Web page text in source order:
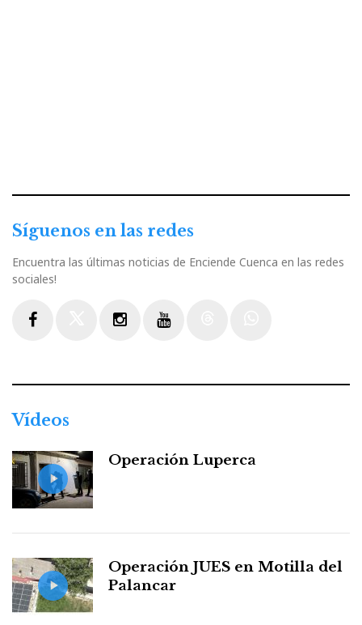
Síguenos en las redes
Encuentra las últimas noticias de Enciende Cuenca en las redes
sociales!
Vídeos
Operación Luperca
Operación JUES en Motilla del
Palancar